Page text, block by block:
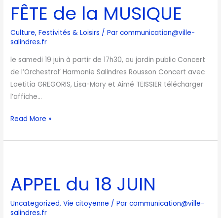
FÊTE de la MUSIQUE
Culture,Festivités & Loisirs / Parcommunication@ville-
salindres.fr
le samedi 19 juin à partir de 17h30, au jardin public Concert
de l’Orchestral’ Harmonie Salindres Rousson Concert avec
Laetitia GREGORIS, Lisa-Mary et Aimé TEISSIER télécharger
l’affiche…
la
MUSIQUE
Read More »
APPEL du 18 JUIN
Uncategorized,Vie citoyenne / Parcommunication@ville-
salindres.fr
18
JUIN